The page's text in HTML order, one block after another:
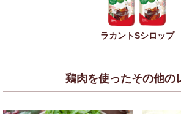
ラカントSシロップ
鶏肉を使ったその他の